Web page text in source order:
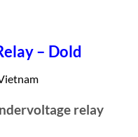
– Dold
relay